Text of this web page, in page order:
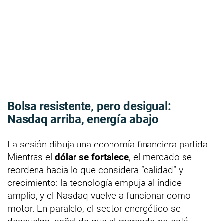
Bolsa resistente, pero desigual:
Nasdaq arriba, energía abajo
La sesión dibuja una economía financiera partida.
Mientras el dólar se fortalece, el mercado se
reordena hacia lo que considera “calidad” y
crecimiento: la tecnología empuja al índice
amplio, y el Nasdaq vuelve a funcionar como
motor. En paralelo, el sector energético se